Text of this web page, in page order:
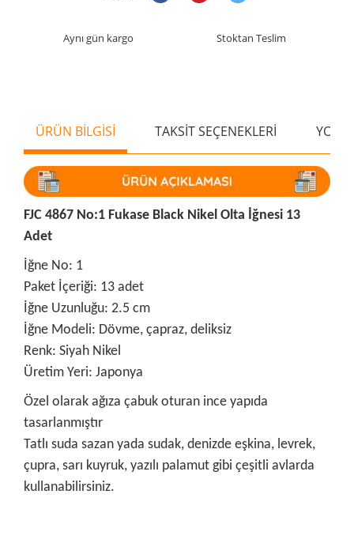
Aynı gün kargo Stoktan Teslim
ÜRÜN BİLGİSİ TAKSİT SEÇENEKLERİ
FJC 4867 No:1 Fukase Black Nikel Olta İğnesi 13
Adet
İğne No: 1
Paket İçeriği: 13 adet
İğne Uzunluğu: 2.5 cm
İğne Modeli: Dövme, çapraz, deliksiz
Renk: Siyah Nikel
Üretim Yeri: Japonya
Özel olarak ağıza çabuk oturan ince yapıda
tasarlanmıştır
Tatlı suda sazan yada sudak, denizde eşkina, levrek,
çupra, sarı kuyruk, yazılı palamut gibi çeşitli avlarda
kullanabilirsiniz.